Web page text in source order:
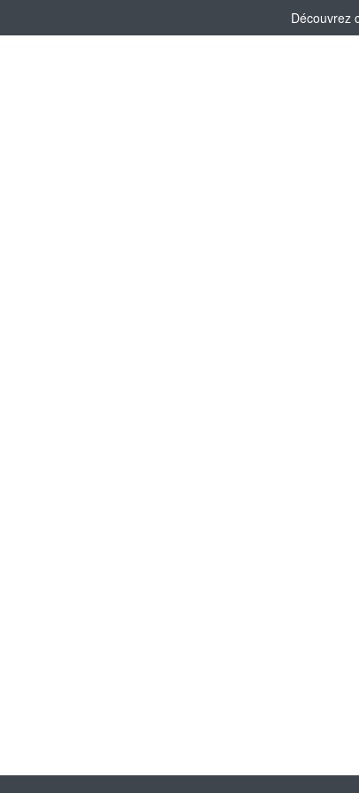
Découvrez